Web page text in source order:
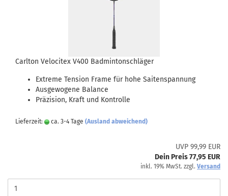
Carlton Velocitex V400 Badmintonschläger
Extreme Tension Frame für hohe Saitenspannung
Ausgewogene Balance
Präzision, Kraft und Kontrolle
Lieferzeit: ca. 3-4 Tage (Ausland abweichend)
UVP 99,99 EUR
Dein Preis 77,95 EUR
inkl. 19% MwSt. zzgl. Versand